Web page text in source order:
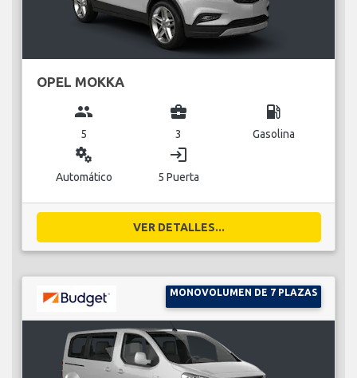
OPEL MOKKA
group
5
business_center
3
local_gas_station
Gasolina
miscellaneous_services
Automático
login
5 Puerta
VER DETALLES...
MONOVOLUMEN DE 7 PLAZAS